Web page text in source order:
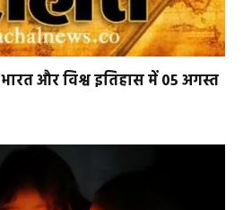
भारत और विश्व इतिहास में 05 अगस्त